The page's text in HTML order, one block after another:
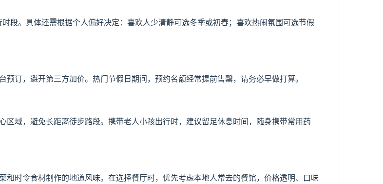
段。具体还需根据个人偏好决定：喜欢人少清静可选冬季或初春；喜欢热闹氛围可选节假
订，避开第三方加价。热门节假日期间，预约名额经常提前售罄，请务必早做打算。
区域，避免长距离徒步路段。携带老人小孩出行时，建议留足休息时间，随身携带常用药
和时令食材制作的地道风味。在选择餐厅时，优先考虑本地人常去的餐馆，价格透明、口味